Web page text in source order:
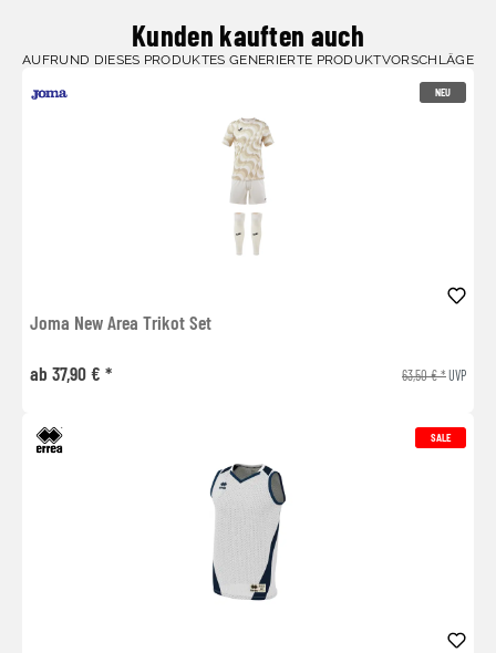
Kunden kauften auch
AUFRUND DIESES PRODUKTES GENERIERTE PRODUKTVORSCHLÄGE
NEU
Joma New Area Trikot Set
ab 37,90 € * 63,50 € *UVP
SALE